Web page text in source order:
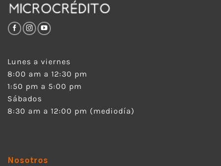
Lunes a viernes
8:00 am a 12:30 pm
1:50 pm a 5:00 pm
Sábados
8:30 am a 12:00 pm (mediodía)
Nosotros